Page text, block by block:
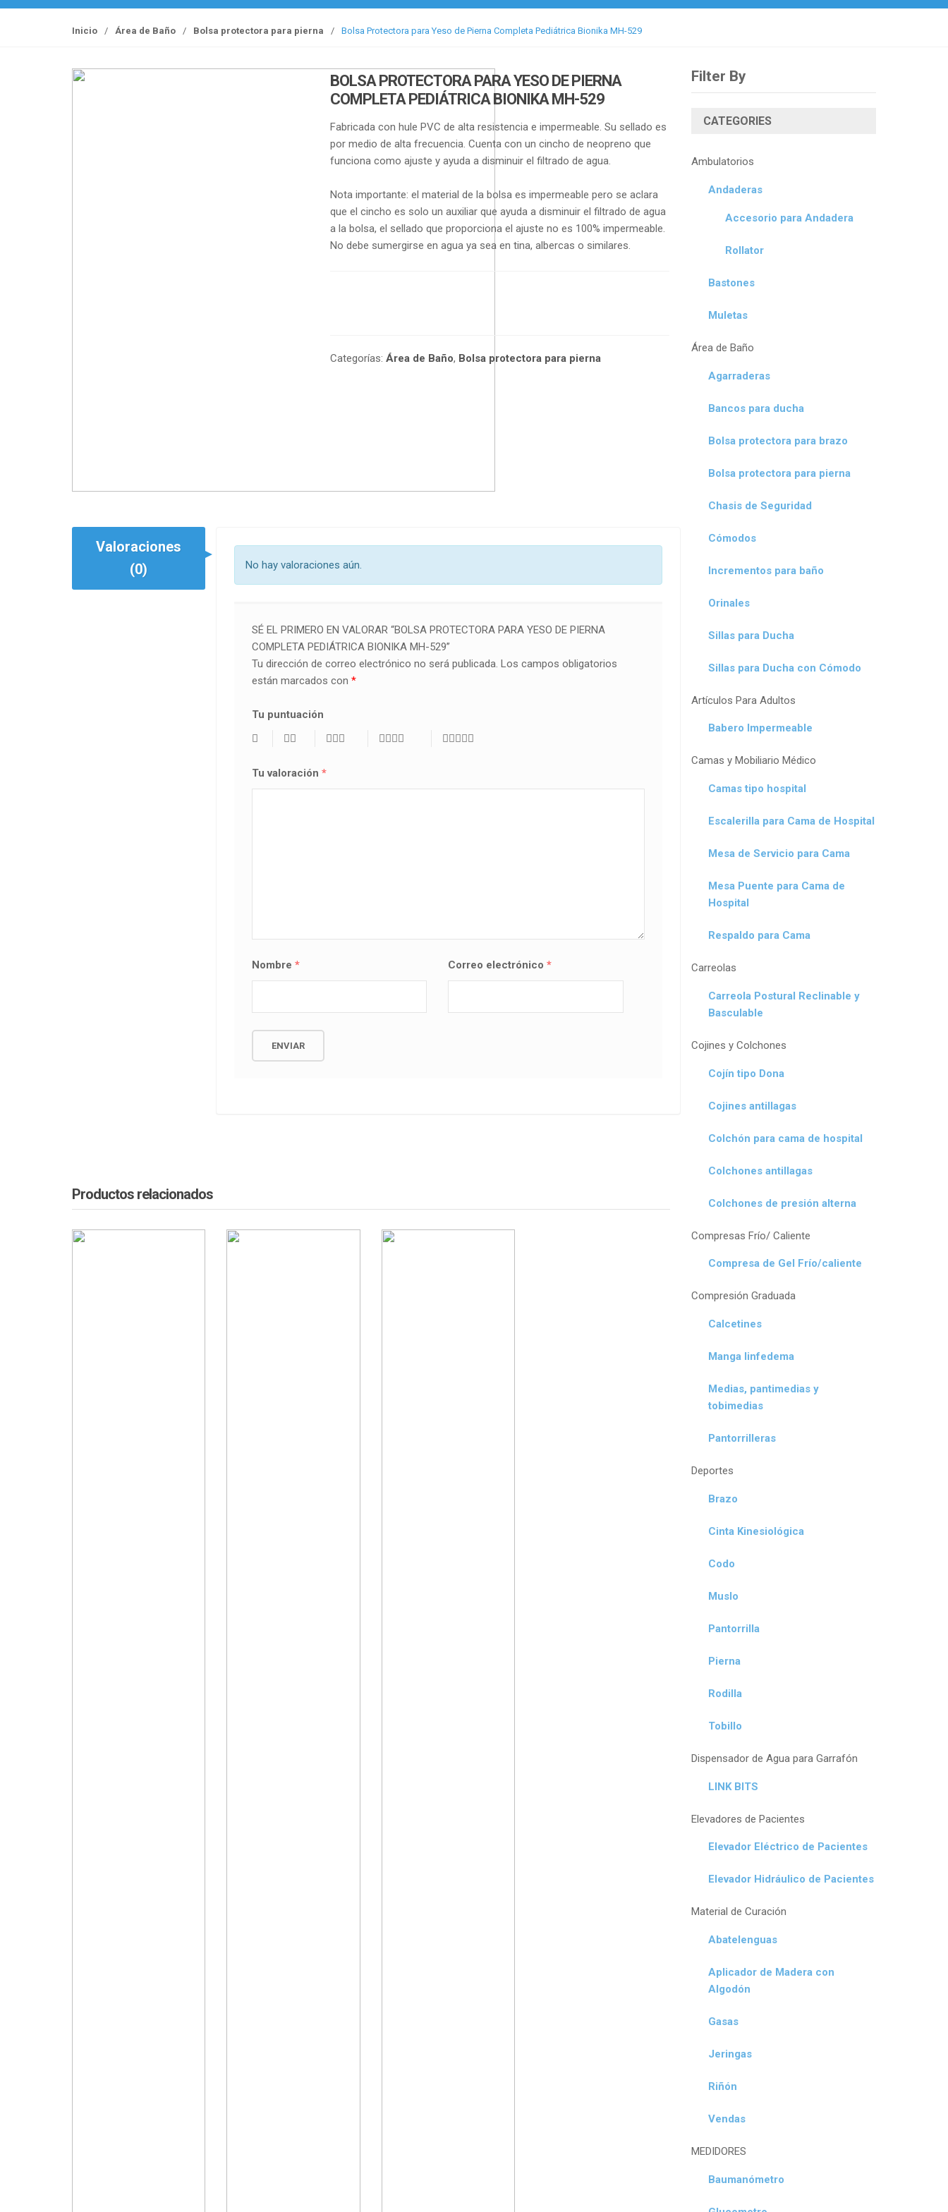
Inicio / Área de Baño / Bolsa protectora para pierna / Bolsa Protectora para Yeso de Pierna Completa Pediátrica Bionika MH-529
BOLSA PROTECTORA PARA YESO DE PIERNA
COMPLETA PEDIÁTRICA BIONIKA MH-529
Fabricada con hule PVC de alta resistencia e impermeable. Su sellado es
por medio de alta frecuencia. Cuenta con un cincho de neopreno que
funciona como ajuste y ayuda a disminuir el filtrado de agua.
Nota importante: el material de la bolsa es impermeable pero se aclara
que el cincho es solo un auxiliar que ayuda a disminuir el filtrado de agua
a la bolsa, el sellado que proporciona el ajuste no es 100% impermeable.
No debe sumergirse en agua ya sea en tina, albercas o similares.
Categorías: Área de Baño, Bolsa protectora para pierna
Valoraciones
(0)
No hay valoraciones aún.
SÉ EL PRIMERO EN VALORAR “BOLSA PROTECTORA PARA YESO DE PIERNA
COMPLETA PEDIÁTRICA BIONIKA MH-529”
Tu dirección de correo electrónico no será publicada. Los campos obligatorios
están marcados con *
Tu puntuación
Tu valoración *
Nombre * Correo electrónico*
Productos relacionados
Filter By
CATEGORIES
Ambulatorios
Andaderas
Accesorio para Andadera
Rollator
Bastones
Muletas
Área de Baño
Agarraderas
Bancos para ducha
Bolsa protectora para brazo
Bolsa protectora para pierna
Chasis de Seguridad
Cómodos
Incrementos para baño
Orinales
Sillas para Ducha
Sillas para Ducha con Cómodo
Artículos Para Adultos
Babero Impermeable
Camas y Mobiliario Médico
Camas tipo hospital
Escalerilla para Cama de Hospital
Mesa de Servicio para Cama
Mesa Puente para Cama de
Hospital
Respaldo para Cama
Carreolas
Carreola Postural Reclinable y
Basculable
Cojines y Colchones
Cojín tipo Dona
Cojines antillagas
Colchón para cama de hospital
Colchones antillagas
Colchones de presión alterna
Compresas Frío/ Caliente
Compresa de Gel Frío/caliente
Compresión Graduada
Calcetines
Manga linfedema
Medias, pantimedias y
tobimedias
Pantorrilleras
Deportes
Brazo
Cinta Kinesiológica
Codo
Muslo
Pantorrilla
Pierna
Rodilla
Tobillo
Dispensador de Agua para Garrafón
LINK BITS
Elevadores de Pacientes
Elevador Eléctrico de Pacientes
Elevador Hidráulico de Pacientes
Material de Curación
Abatelenguas
Aplicador de Madera con
Algodón
Gasas
Jeringas
Riñón
Vendas
MEDIDORES
Baumanómetro